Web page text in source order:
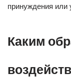
принуждения или
Каким